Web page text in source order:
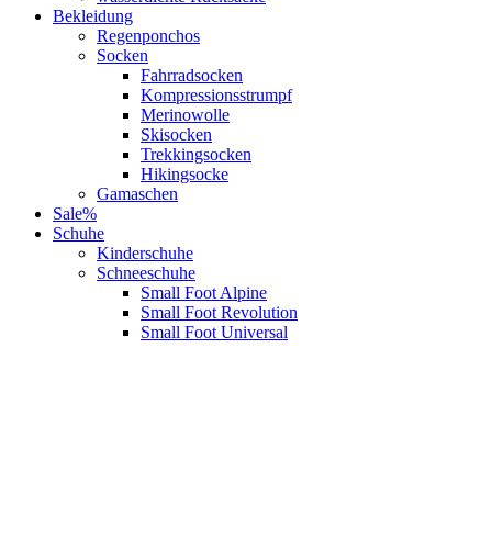
Bekleidung
Regenponchos
Socken
Fahrradsocken
Kompressionsstrumpf
Merinowolle
Skisocken
Trekkingsocken
Hikingsocke
Gamaschen
Sale%
Schuhe
Kinderschuhe
Schneeschuhe
Small Foot Alpine
Small Foot Revolution
Small Foot Universal